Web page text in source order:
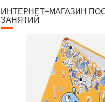
ИНТЕРНЕТ-МАГАЗИН
ЗАНЯТИЙ